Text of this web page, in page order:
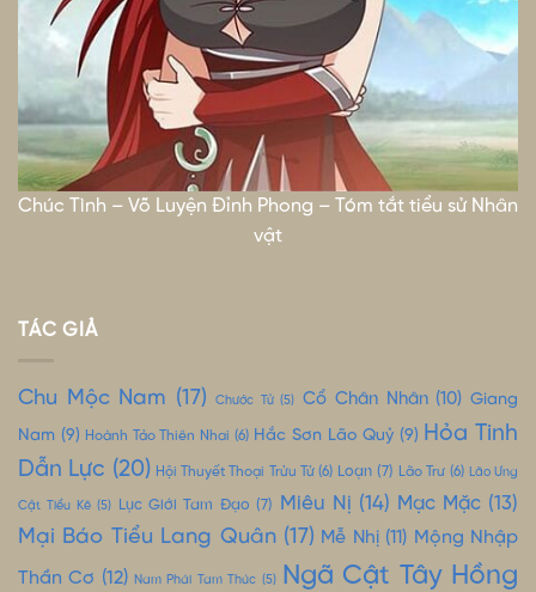
Chúc Tình – Võ Luyện Đỉnh Phong – Tóm tắt tiểu sử Nhân
vật
TÁC GIẢ
Chu Mộc Nam (17) Chước Tử(5) Cổ Chân Nhân(10) Giang
Nam (9) Hoành Tảo Thiên Nhai (6) Hắc Sơn Lão Quỷ (9) Hỏa Tinh
Dẫn Lực (20) Hội Thuyết Thoại Trửu Tử(6) Loạn (7) Lão Trư (6) Lão Ưng
Cật Tiểu Kê (5) Lục Giới Tam Đạo (7) Miêu Nị (14) Mạc Mặc (13)
Mại Báo Tiểu Lang Quân(17) Mễ Nhị(11) Mộng Nhập
Thần Cơ (12) Nam Phái Tam Thúc (5) Ngã Cật Tây Hồng